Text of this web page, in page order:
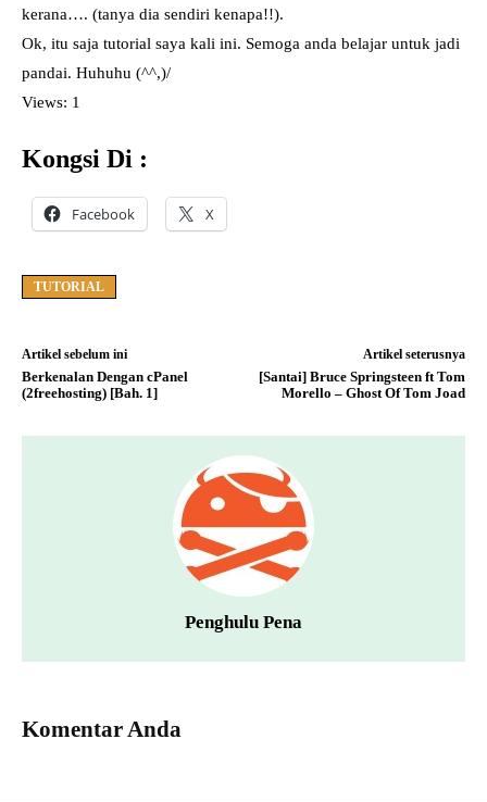
kerana…. (tanya dia sendiri kenapa!!).
Ok, itu saja tutorial saya kali ini. Semoga anda belajar untuk jadi
pandai. Huhuhu (^^,)/
Views: 1
Kongsi Di :
Facebook X
TUTORIAL
Artikel sebelum ini
Berkenalan Dengan cPanel
(2freehosting) [Bah. 1]
Artikel seterusnya
[Santai] Bruce Springsteen ft Tom
Morello – Ghost Of Tom Joad
Penghulu Pena
Komentar Anda